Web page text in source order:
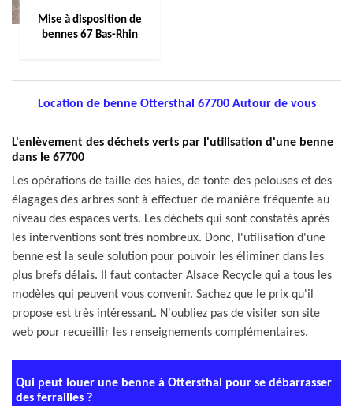
Mise à disposition de
bennes 67 Bas-Rhin
Location de benne Ottersthal 67700 Autour de vous
L'enlèvement des déchets verts par l'utilisation d'une benne
dans le 67700
Les opérations de taille des haies, de tonte des pelouses et des
élagages des arbres sont à effectuer de manière fréquente au
niveau des espaces verts. Les déchets qui sont constatés après
les interventions sont très nombreux. Donc, l'utilisation d'une
benne est la seule solution pour pouvoir les éliminer dans les
plus brefs délais. Il faut contacter Alsace Recycle qui a tous les
modèles qui peuvent vous convenir. Sachez que le prix qu'il
propose est très intéressant. N'oubliez pas de visiter son site
web pour recueillir les renseignements complémentaires.
Qui peut louer une benne à Ottersthal pour se débarrasser
des ferrailles ?